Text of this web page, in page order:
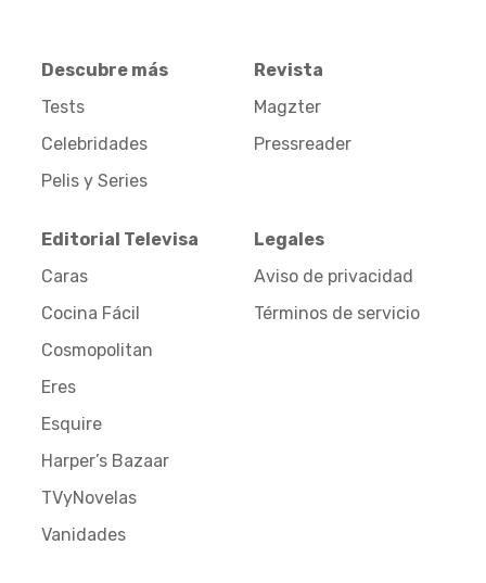
Descubre más
Tests
Celebridades
Pelis y Series
Revista
Magzter
Pressreader
Editorial Televisa
Caras
Cocina Fácil
Cosmopolitan
Eres
Esquire
Harper’s Bazaar
TVyNovelas
Vanidades
Legales
Aviso de privacidad
Términos de servicio